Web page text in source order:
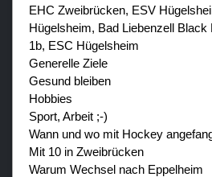
EHC Zweibrücken, ESV
Hügelsheim, Bad Liebenzell
1b, ESC Hügelsheim
Generelle Ziele
Gesund bleiben
Hobbies
Sport, Arbeit ;-)
Wann und wo mit Hockey
Mit 10 in Zweibrücken
Warum Wechsel nach Eppelheim